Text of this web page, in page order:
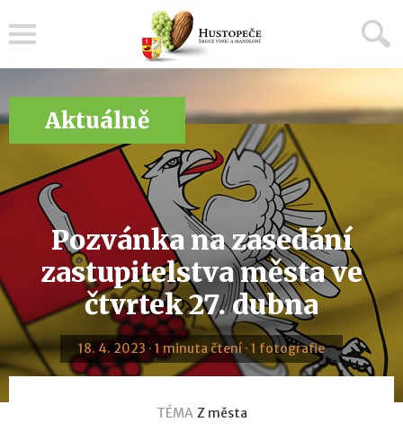
Aktuálně
Pozvánka na zasedání
zastupitelstva města ve
čtvrtek 27. dubna
18. 4. 2023 · 1 minuta čtení · 1 fotografie
TÉMA Z města